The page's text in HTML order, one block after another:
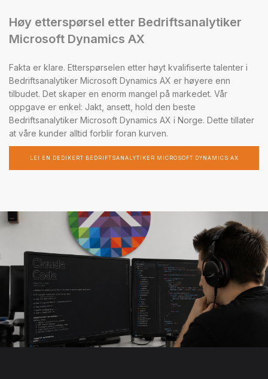
Høy etterspørsel etter Bedriftsanalytiker
Microsoft Dynamics AX
Fakta er klare. Etterspørselen etter høyt kvalifiserte talenter i
Bedriftsanalytiker Microsoft Dynamics AX er høyere enn
tilbudet. Det skaper en enorm mangel på markedet. Vår
oppgave er enkel: Jakt, ansett, hold den beste
Bedriftsanalytiker Microsoft Dynamics AX i Norge. Dette tillater
at våre kunder alltid forblir foran kurven.
LEI EN DEDIKERT BEDRIFTSANALYTIKER MICROSOFT DYNAMICS AX